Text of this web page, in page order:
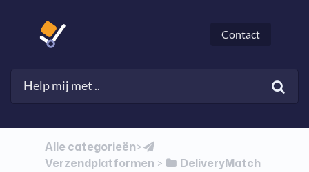
Contact
Alle categorieën​>​
Verzendplatformen​ > ​ ​DeliveryMatch